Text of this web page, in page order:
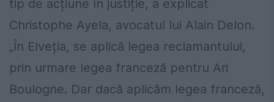
tip de acțiune în justiție, a explicat
Christophe Ayela, avocatul lui Alain Delon.
„În Elveția, se aplică legea reclamantului,
prin urmare legea franceză pentru Ari
Boulogne. Dar dacă aplicăm legea franceză,